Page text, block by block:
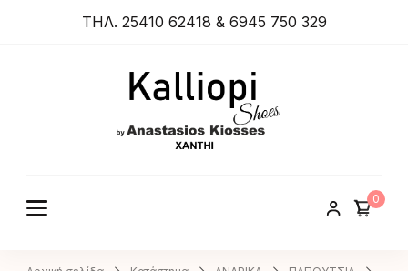
ΤΗΛ. 25410 62418 & 6945 750 329
KIOSSES
0